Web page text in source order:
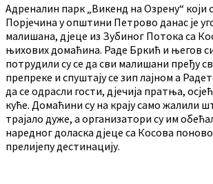
Адреналин парк „Викенд на Озрену“ који
Порјечина у општини Петрово данас је
малишана, дјеце из Зубиног Потока са
њихових домаћина. Раде Бркић и његов
потрудили су се да сви малишани пређу
препреке и спуштају се зип лајном а
да се одрасли гости, дјечија пратња,
куће. Домаћини су на крају само жалили
трајало дуже, а организатори су им
наредног доласка дјеце са Косова
прелијепу дестинацију.